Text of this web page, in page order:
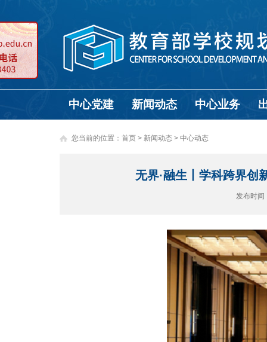
中心党建 新闻动态 中心业务
您当前的位置： 首页 > 新闻动态 > 中心动态
无界·融生丨学科跨界
发布时